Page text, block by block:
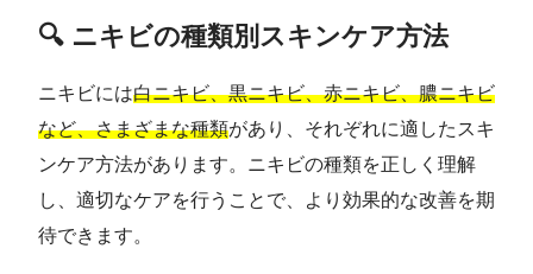
🔍 ニキビの種類別スキンケア方法
ニキビには白ニキビ、黒ニキビ、赤ニキビ、膿ニキビ
など、さまざまな種類があり、それぞれに適したスキ
ンケア方法があります。ニキビの種類を正しく理解
し、適切なケアを行うことで、より効果的な改善を期
待できます。